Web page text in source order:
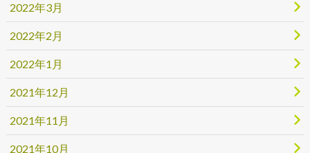
2022年3月
2022年2月
2022年1月
2021年12月
2021年11月
2021年10月